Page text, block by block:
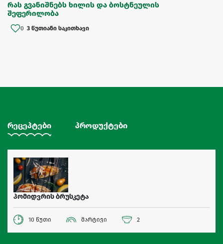
რას გვანიშნებს ხილის და ბოსტნეულის
შეფერილობა
0 3 წუთიანი საკითხავი
რეცეპტები პროდუქტები
პომიდვრის ბრუსკეტა
10 წუთი მარტივი 2